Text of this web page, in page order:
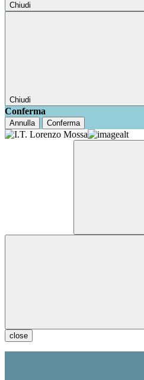
Chiudi
Chiudi
Conferma
Annulla Conferma
close